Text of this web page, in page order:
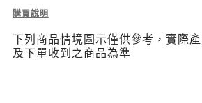
Description
Vetro
9H
購買說明
下列商品情境圖示僅供參考，實際
及下單收到之商品為準